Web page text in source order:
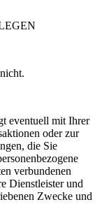
eventuell mit Ihrer
oder zur
die Sie
verbundenen
Dienstleister und
Zwecke und